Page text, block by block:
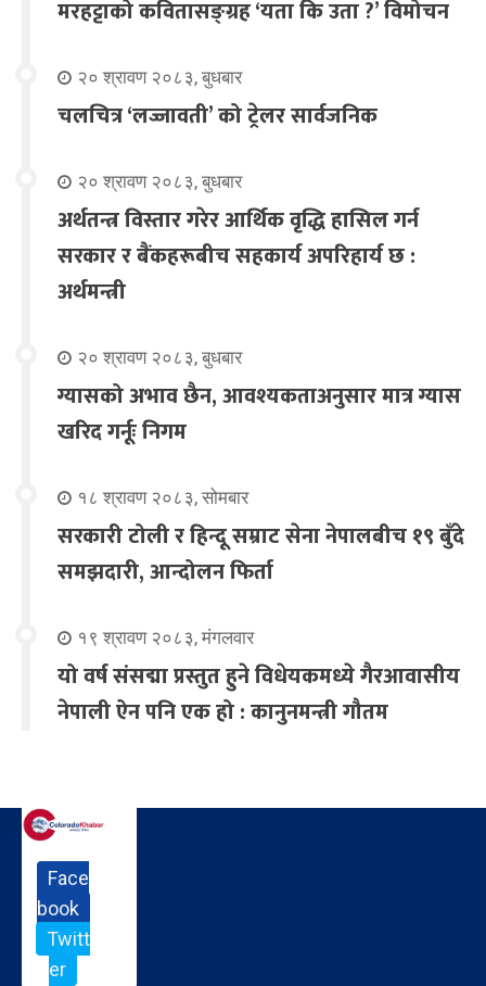
मरहट्टाको कवितासङ्ग्रह ‘यता कि उता ?’ विमोचन
२० श्रावण २०८३, बुधबार
चलचित्र ‘लज्जावती’ को ट्रेलर सार्वजनिक
२० श्रावण २०८३, बुधबार
अर्थतन्त्र विस्तार गरेर आर्थिक वृद्धि हासिल गर्न
सरकार र बैंकहरूबीच सहकार्य अपरिहार्य छ :
अर्थमन्त्री
२० श्रावण २०८३, बुधबार
ग्यासको अभाव छैन, आवश्यकताअनुसार मात्र ग्यास
खरिद गर्नूः निगम
१८ श्रावण २०८३, सोमबार
सरकारी टोली र हिन्दू सम्राट सेना नेपालबीच १९ बुँदे
समझदारी, आन्दोलन फिर्ता
१९ श्रावण २०८३, मंगलवार
यो वर्ष संसद्मा प्रस्तुत हुने विधेयकमध्ये गैरआवासीय
नेपाली ऐन पनि एक हो : कानुनमन्त्री गौतम
Face
book
Twitt
er